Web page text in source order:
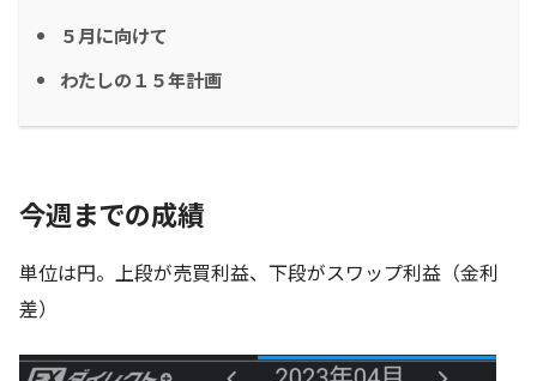
５月に向けて
わたしの１５年計画
今週までの成績
単位は円。上段が売買利益、下段がスワップ利益（金利
差）